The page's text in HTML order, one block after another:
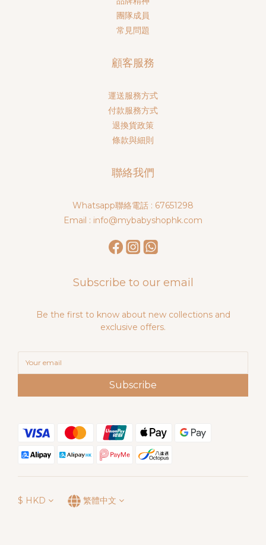
團隊成員
常見問題
顧客服務
運送服務方式
付款服務方式
退換貨政策
條款與細則
聯絡我們
Whatsapp聯絡電話 : 67651298
Email : info@mybabyshophk.com
Subscribe to our email
Be the first to know about new collections and
exclusive offers.
Subscribe
$ HKD 繁體中文